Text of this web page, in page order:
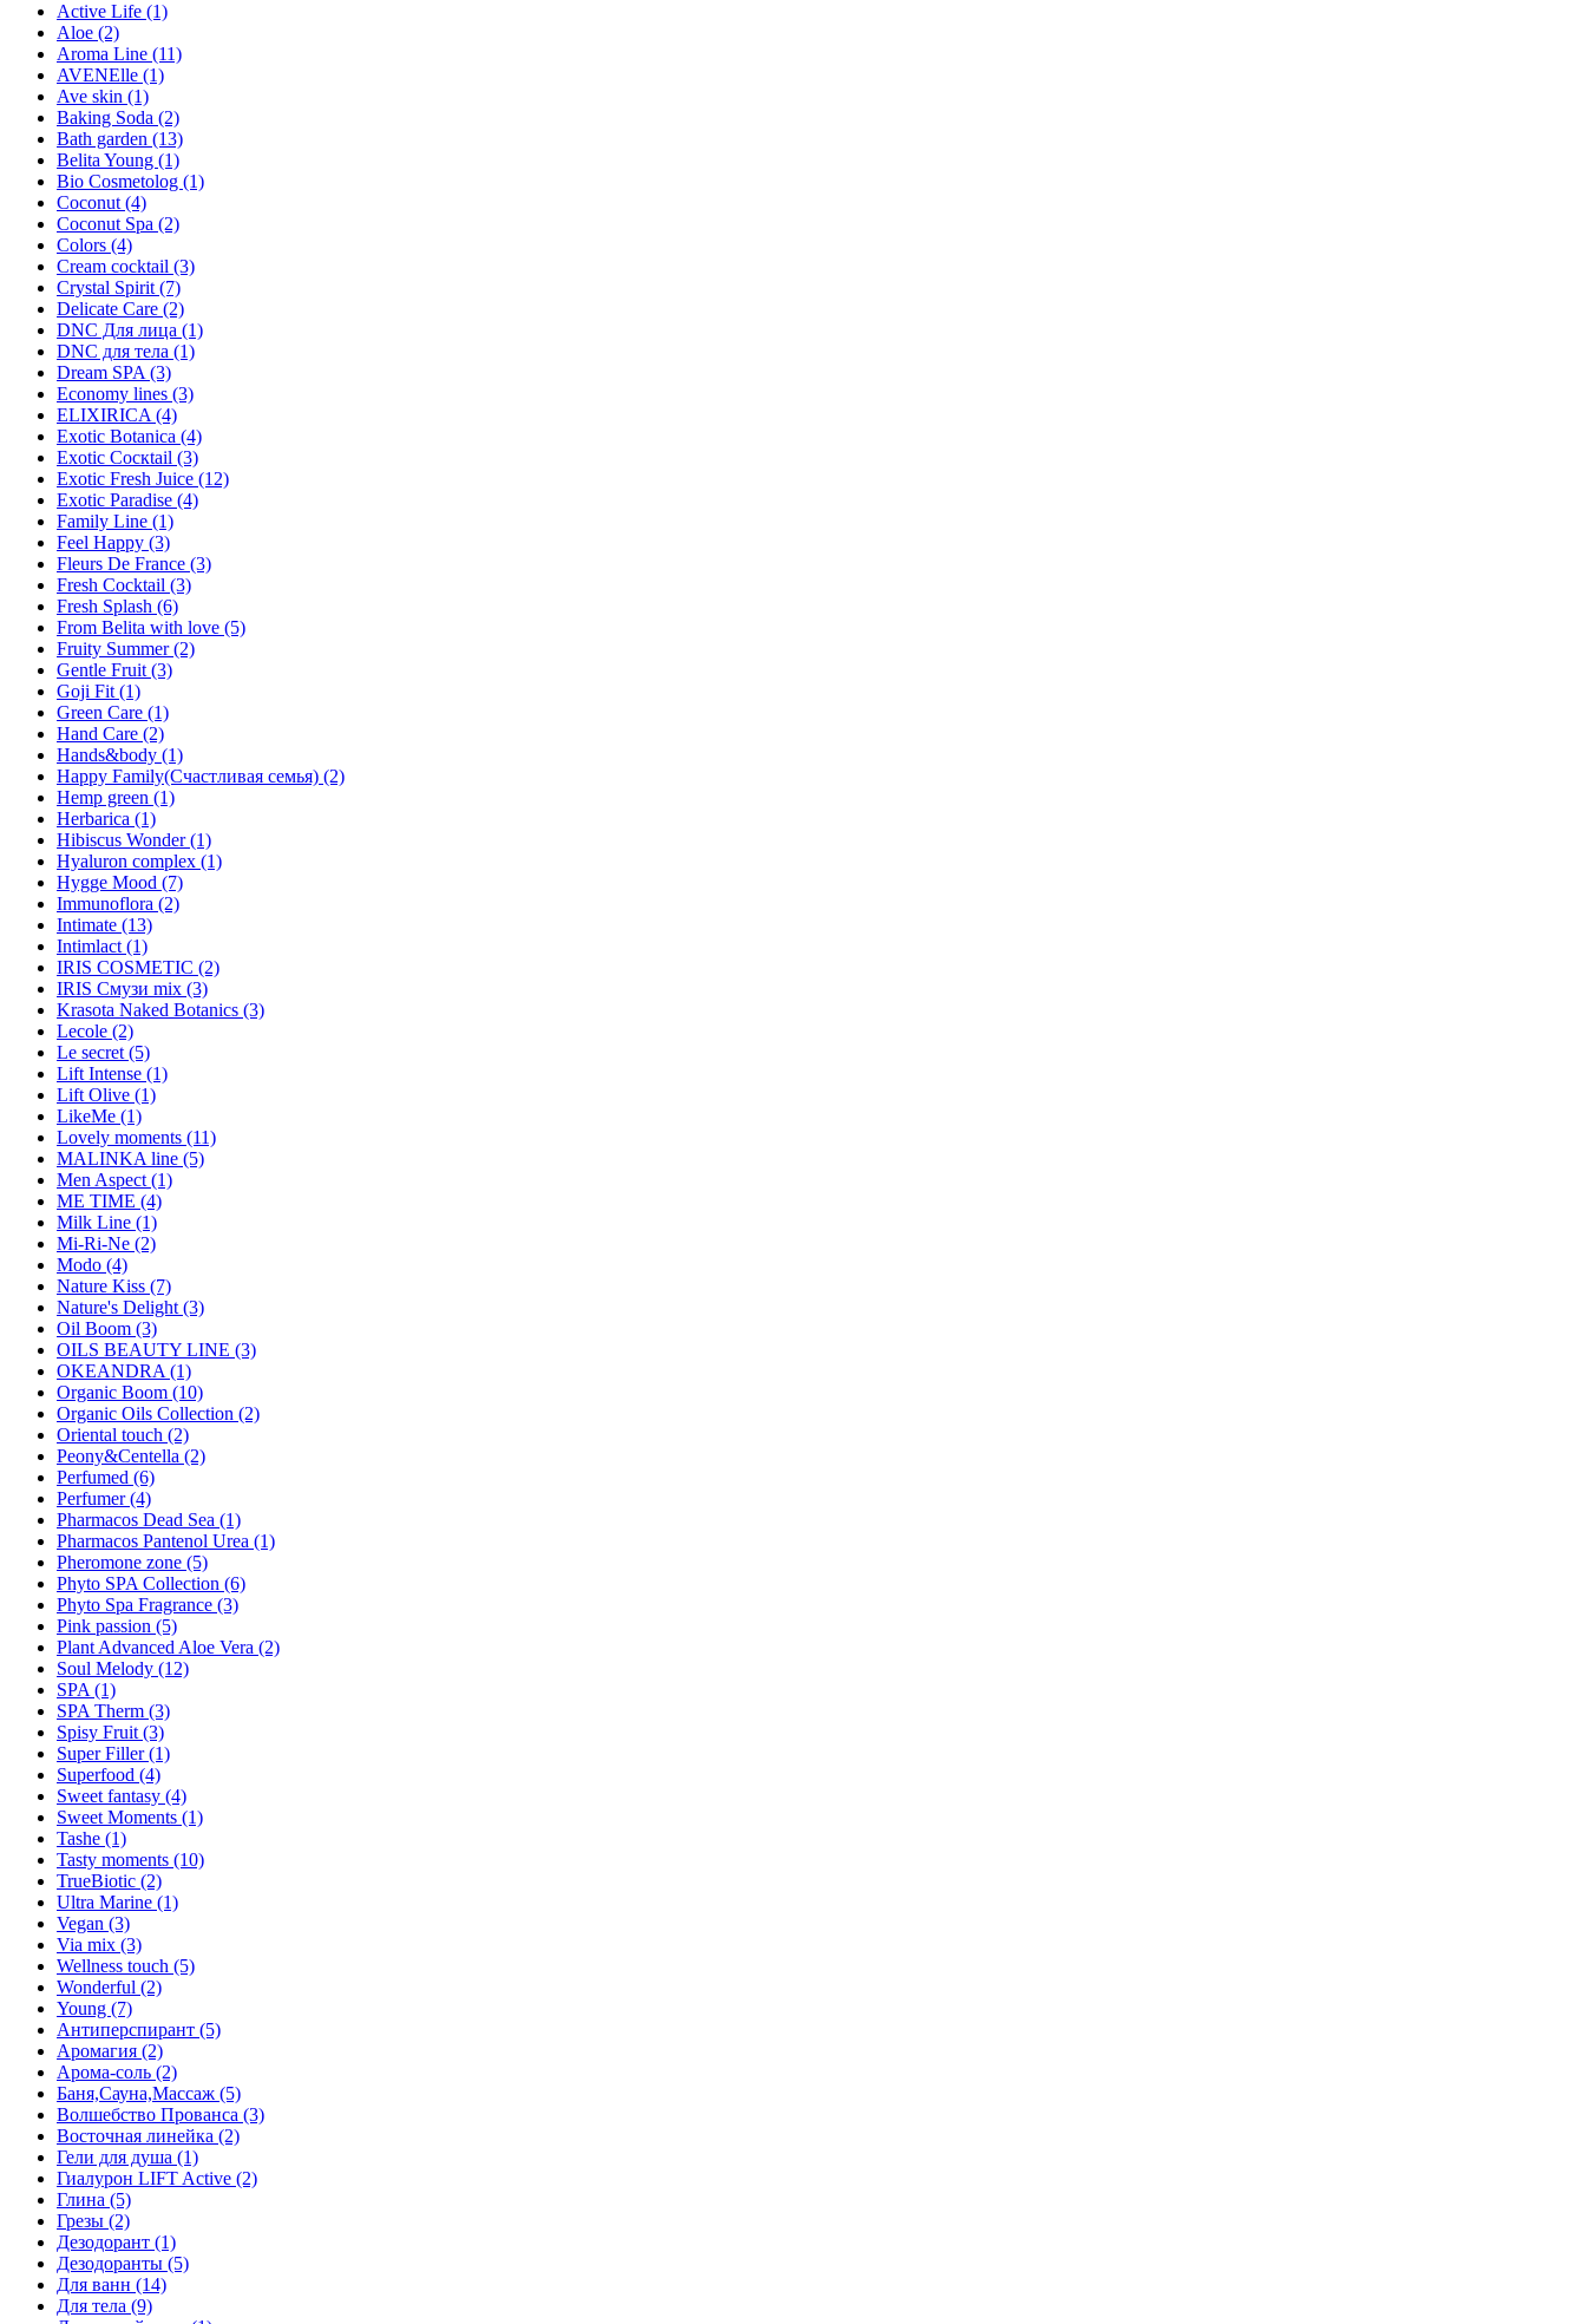
Active Life (1)
Aloe (2)
Aroma Line (11)
AVENElle (1)
Ave skin (1)
Baking Soda (2)
Bath garden (13)
Belita Young (1)
Bio Cosmetolog (1)
Coconut (4)
Coconut Spa (2)
Colors (4)
Cream cocktail (3)
Crystal Spirit (7)
Delicate Care (2)
DNC Для лица (1)
DNC для тела (1)
Dream SPA (3)
Economy lines (3)
ELIXIRICA (4)
Exotic Botanica (4)
Exotic Cocкtail (3)
Exotic Fresh Juice (12)
Exotic Paradise (4)
Family Line (1)
Feel Happy (3)
Fleurs De France (3)
Fresh Cocktail (3)
Fresh Splash (6)
From Belita with love (5)
Fruity Summer (2)
Gentle Fruit (3)
Goji Fit (1)
Green Care (1)
Hand Care (2)
Hands&body (1)
Happy Family(Счастливая семья) (2)
Hemp green (1)
Herbarica (1)
Hibiscus Wonder (1)
Hyaluron complex (1)
Hygge Mood (7)
Immunoflora (2)
Intimate (13)
Intimlact (1)
IRIS COSMETIC (2)
IRIS Смузи mix (3)
Krasota Naked Botanics (3)
Lecole (2)
Le secret (5)
Lift Intense (1)
Lift Olive (1)
LikeMe (1)
Lovely moments (11)
MALINKA line (5)
Men Aspect (1)
ME TIME (4)
Milk Line (1)
Mi-Ri-Ne (2)
Modo (4)
Nature Kiss (7)
Nature's Delight (3)
Oil Boom (3)
OILS BEAUTY LINE (3)
OKEANDRA (1)
Organic Boom (10)
Organic Oils Collection (2)
Oriental touch (2)
Peony&Centella (2)
Perfumed (6)
Perfumer (4)
Pharmacos Dead Sea (1)
Pharmacos Pantenol Urea (1)
Pheromone zone (5)
Phyto SPA Collection (6)
Phyto Spa Fragrance (3)
Pink passion (5)
Plant Advanced Aloe Vera (2)
Soul Melody (12)
SPA (1)
SPA Therm (3)
Spisy Fruit (3)
Super Filler (1)
Superfood (4)
Sweet fantasy (4)
Sweet Moments (1)
Tashe (1)
Tasty moments (10)
TrueBiotic (2)
Ultra Marine (1)
Vegan (3)
Via mix (3)
Wellness touch (5)
Wonderful (2)
Young (7)
Антиперспирант (5)
Аромагия (2)
Арома-соль (2)
Баня,Сауна,Массаж (5)
Волшебство Прованса (3)
Восточная линейка (2)
Гели для душа (1)
Гиалурон LIFT Active (2)
Глина (5)
Грезы (2)
Дезодорант (1)
Дезодоранты (5)
Для ванн (14)
Для тела (9)